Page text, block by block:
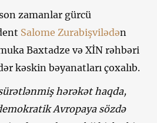
zamanlar gürcü
Salome Zurabişvilədən
Baxtadze və XİN rəhbəri
kəskin bəyanatları çoxalıb.
hərəkət haqda,
Avropaya sözdə